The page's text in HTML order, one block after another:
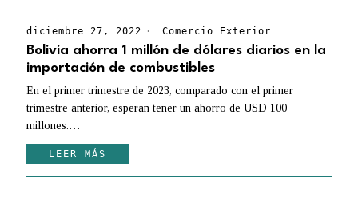
diciembre 27, 2022 Comercio Exterior
Bolivia ahorra 1 millón de dólares diarios en la
importación de combustibles
En el primer trimestre de 2023, comparado con el primer
trimestre anterior, esperan tener un ahorro de USD 100
millones.…
LEER MÁS